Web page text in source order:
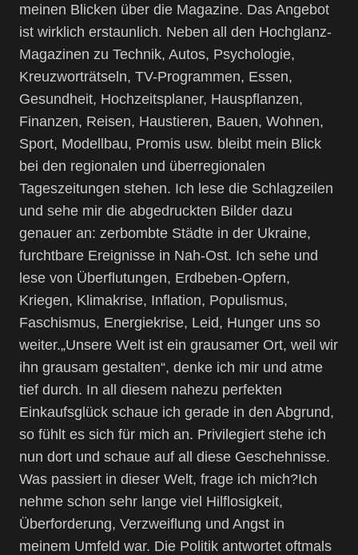
meinen Blicken über die Magazine. Das Angebot
ist wirklich erstaunlich. Neben all den Hochglanz-
Magazinen zu Technik, Autos, Psychologie,
Kreuzworträtseln, TV-Programmen, Essen,
Gesundheit, Hochzeitsplaner, Hauspflanzen,
Finanzen, Reisen, Haustieren, Bauen, Wohnen,
Sport, Modellbau, Promis usw. bleibt mein Blick
bei den regionalen und überregionalen
Tageszeitungen stehen. Ich lese die Schlagzeilen
und sehe mir die abgedruckten Bilder dazu
genauer an: zerbombte Städte in der Ukraine,
furchtbare Ereignisse in Nah-Ost. Ich sehe und
lese von Überflutungen, Erdbeben-Opfern,
Kriegen, Klimakrise, Inflation, Populismus,
Faschismus, Energiekrise, Leid, Hunger uns so
weiter.„Unsere Welt ist ein grausamer Ort, weil wir
ihn grausam gestalten“, denke ich mir und atme
tief durch. In all diesem nahezu perfekten
Einkaufsglück schaue ich gerade in den Abgrund,
so fühlt es sich für mich an. Privilegiert stehe ich
nun dort und schaue auf all diese Geschehnisse.
Was passiert in dieser Welt, frage ich mich?Ich
nehme schon sehr lange viel Hilflosigkeit,
Überforderung, Verzweiflung und Angst in
meinem Umfeld war. Die Politik antwortet oftmals